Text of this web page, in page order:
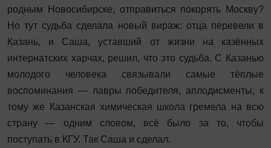
родным Новосибирске, отправиться покорять Москву?
Но тут судьба сделала новый вираж: отца перевели в
Казань, и Саша, уставший от жизни на казённых
интернатских харчах, решил, что это судьба. С Казанью
молодого человека связывали самые тёплые
воспоминания — лавры победителя, аплодисменты, к
тому же Казанская химическая школа гремела на всю
страну — одним словом, всё было за то, чтобы
поступать в КГУ. Так Саша и сделал.